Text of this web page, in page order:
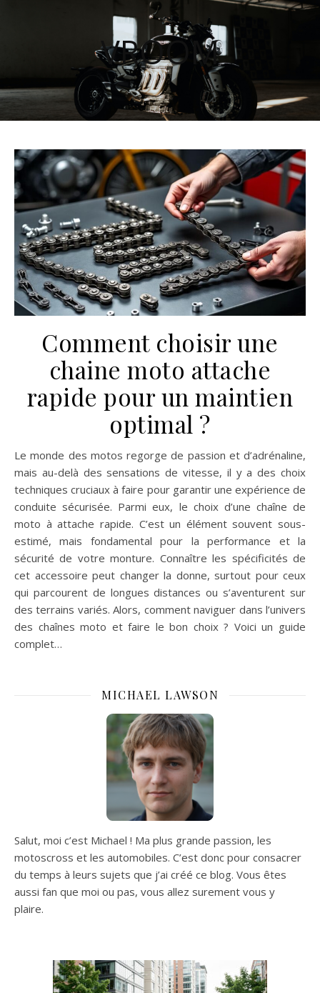
VROOM
Comment choisir une
chaine moto attache
rapide pour un maintien
optimal ?
Le monde des motos regorge de passion et d’adrénaline,
mais au-delà des sensations de vitesse, il y a des choix
techniques cruciaux à faire pour garantir une expérience de
conduite sécurisée. Parmi eux, le choix d’une chaîne de
moto à attache rapide. C’est un élément souvent sous-
estimé, mais fondamental pour la performance et la
sécurité de votre monture. Connaître les spécificités de
cet accessoire peut changer la donne, surtout pour ceux
qui parcourent de longues distances ou s’aventurent sur
des terrains variés. Alors, comment naviguer dans l’univers
des chaînes moto et faire le bon choix ? Voici un guide
complet…
MICHAEL LAWSON
Salut, moi c’est Michael ! Ma plus grande passion, les
motoscross et les automobiles. C’est donc pour consacrer
du temps à leurs sujets que j’ai créé ce blog. Vous êtes
aussi fan que moi ou pas, vous allez surement vous y
plaire.